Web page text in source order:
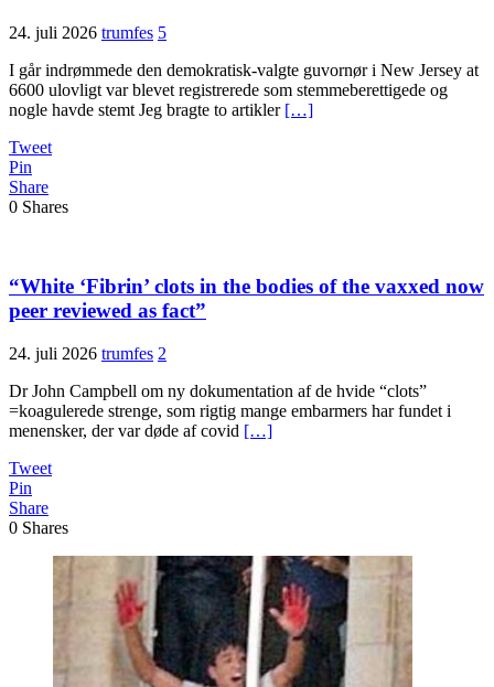
24. juli 2026 trumfes 5
I går indrømmede den demokratisk-valgte guvornør i New Jersey at
6600 ulovligt var blevet registrerede som stemmeberettigede og
nogle havde stemt Jeg bragte to artikler […]
Tweet
Pin
Share
0 Shares
“White ‘Fibrin’ clots in the bodies of the vaxxed now
peer reviewed as fact”
24. juli 2026 trumfes 2
Dr John Campbell om ny dokumentation af de hvide “clots”
=koagulerede strenge, som rigtig mange embarmers har fundet i
menensker, der var døde af covid […]
Tweet
Pin
Share
0 Shares